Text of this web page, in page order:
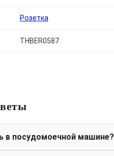
Розетка
THBER0587
в посудомоечной машине?